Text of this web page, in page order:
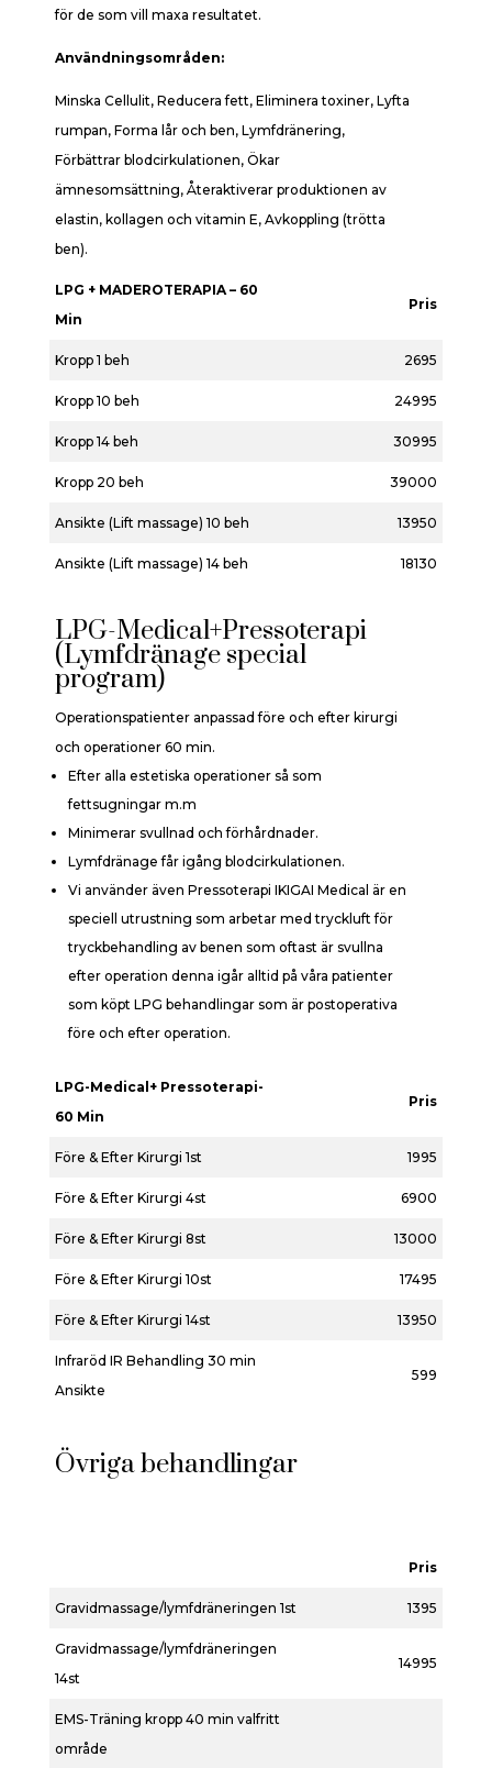
för de som vill maxa resultatet.
Användningsområden:
Minska Cellulit, Reducera fett, Eliminera toxiner, Lyfta
rumpan, Forma lår och ben, Lymfdränering,
Förbättrar blodcirkulationen, Ökar
ämnesomsättning, Återaktiverar produktionen av
elastin, kollagen och vitamin E, Avkoppling (trötta
ben).
LPG + MADEROTERAPIA – 60
Min
Pris
Kropp 1 beh 2695
Kropp 10 beh 24995
Kropp 14 beh 30995
Kropp 20 beh 39000
Ansikte (Lift massage) 10 beh 13950
Ansikte (Lift massage) 14 beh 18130
LPG-Medical+Pressoterapi
(Lymfdränage special
program)
Operationspatienter anpassad före och efter kirurgi
och operationer 60 min.
Efter alla estetiska operationer så som
fettsugningar m.m
Minimerar svullnad och förhårdnader.
Lymfdränage får igång blodcirkulationen.
Vi använder även Pressoterapi IKIGAI Medical är en
speciell utrustning som arbetar med tryckluft för
tryckbehandling av benen som oftast är svullna
efter operation denna igår alltid på våra patienter
som köpt LPG behandlingar som är postoperativa
före och efter operation.
LPG-Medical+ Pressoterapi-
60 Min
Pris
Före & Efter Kirurgi 1st 1995
Före & Efter Kirurgi 4st 6900
Före & Efter Kirurgi 8st 13000
Före & Efter Kirurgi 10st 17495
Före & Efter Kirurgi 14st 13950
Infraröd IR Behandling 30 min
Ansikte
599
Övriga behandlingar
Pris
Gravidmassage/lymfdräneringen 1st 1395
Gravidmassage/lymfdräneringen
14st
14995
EMS-Träning kropp 40 min valfritt
område